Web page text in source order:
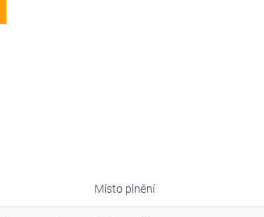
Místo plnění